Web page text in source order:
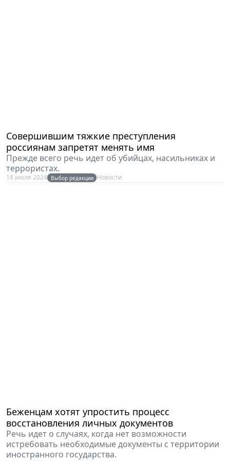
Совершившим тяжкие преступления
россиянам запретят менять имя
Прежде всего речь идет об убийцах, насильниках и
террористах.
18 июля 2024 Выбор редакции Новости
Беженцам хотят упростить процесс
восстановления личных документов
Речь идет о случаях, когда нет возможности
истребовать необходимые документы с территории
иностранного государства.